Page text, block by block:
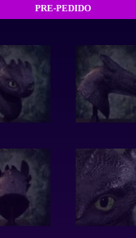
PRE-PEDIDO